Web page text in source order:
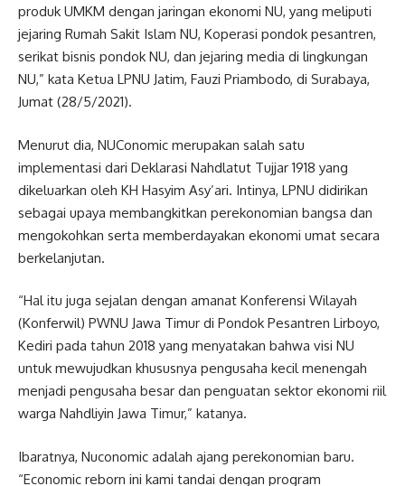
produk UMKM dengan jaringan ekonomi NU, yang meliputi
jejaring Rumah Sakit Islam NU, Koperasi pondok pesantren,
serikat bisnis pondok NU, dan jejaring media di lingkungan
NU,” kata Ketua LPNU Jatim, Fauzi Priambodo, di Surabaya,
Jumat (28/5/2021).
Menurut dia, NUConomic merupakan salah satu
implementasi dari Deklarasi Nahdlatut Tujjar 1918 yang
dikeluarkan oleh KH Hasyim Asy’ari. Intinya, LPNU didirikan
sebagai upaya membangkitkan perekonomian bangsa dan
mengokohkan serta memberdayakan ekonomi umat secara
berkelanjutan.
“Hal itu juga sejalan dengan amanat Konferensi Wilayah
(Konferwil) PWNU Jawa Timur di Pondok Pesantren Lirboyo,
Kediri pada tahun 2018 yang menyatakan bahwa visi NU
untuk mewujudkan khususnya pengusaha kecil menengah
menjadi pengusaha besar dan penguatan sektor ekonomi riil
warga Nahdliyin Jawa Timur,” katanya.
Ibaratnya, Nuconomic adalah ajang perekonomian baru.
“Economic reborn ini kami tandai dengan program